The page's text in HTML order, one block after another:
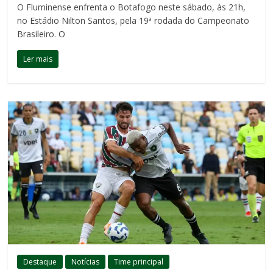
O Fluminense enfrenta o Botafogo neste sábado, às 21h,
no Estádio Nilton Santos, pela 19ª rodada do Campeonato
Brasileiro. O
Ler mais
Destaque Notícias Time principal